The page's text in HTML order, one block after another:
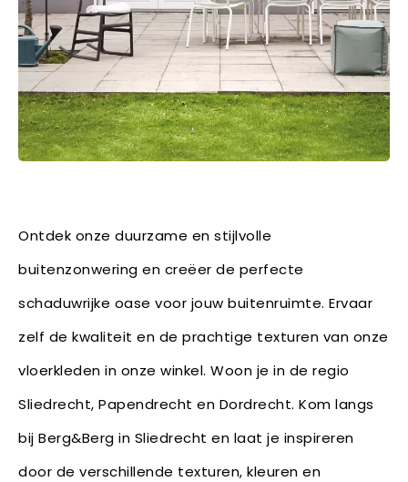
Ontdek onze duurzame en stijlvolle
buitenzonwering en creëer de perfecte
schaduwrijke oase voor jouw buitenruimte. Ervaar
zelf de kwaliteit en de prachtige texturen van onze
vloerkleden in onze winkel. Woon je in de regio
Sliedrecht, Papendrecht en Dordrecht. Kom langs
bij Berg&Berg in Sliedrecht en laat je inspireren
door de verschillende texturen, kleuren en